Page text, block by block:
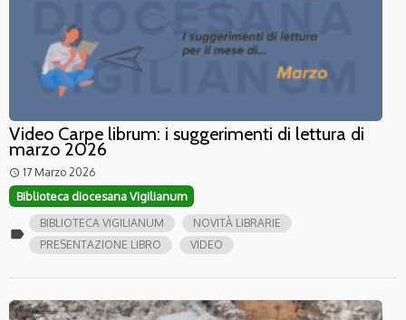
Video Carpe librum: i suggerimenti di lettura di
marzo 2026
access_time 17 Marzo 2026
Biblioteca diocesana Vigilianum
label
BIBLIOTECA VIGILIANUM
NOVITÀ LIBRARIE
PRESENTAZIONE LIBRO
VIDEO